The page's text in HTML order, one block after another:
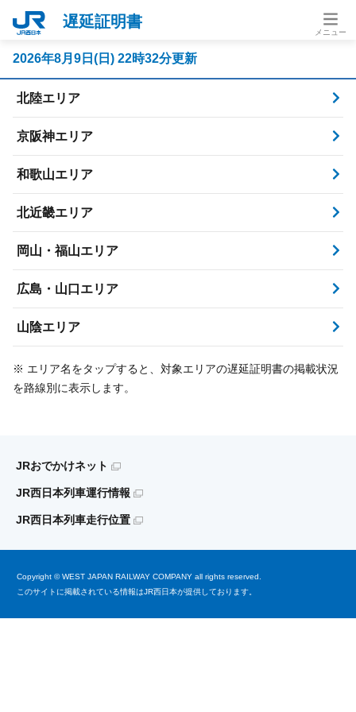
遅延証明書
2026年8月9日(日) 22時32分更新
北陸エリア
京阪神エリア
和歌山エリア
北近畿エリア
岡山・福山エリア
広島・山口エリア
山陰エリア
※ エリア名をタップすると、対象エリアの遅延証明書の掲載状況
を路線別に表示します。
JRおでかけネット
JR西日本列車運行情報
JR西日本列車走行位置
Copyright © WEST JAPAN RAILWAY COMPANY all rights reserved.
このサイトに掲載されている情報はJR西日本が提供しております。